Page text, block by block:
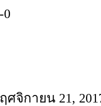
ศจิกายน 21,